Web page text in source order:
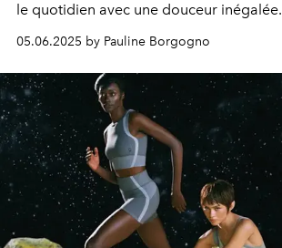
le quotidien avec une douceur inégalée.
05.06.2025 by Pauline Borgogno